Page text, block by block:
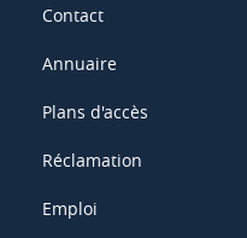
Contact
Annuaire
Plans d'accès
Réclamation
Emploi